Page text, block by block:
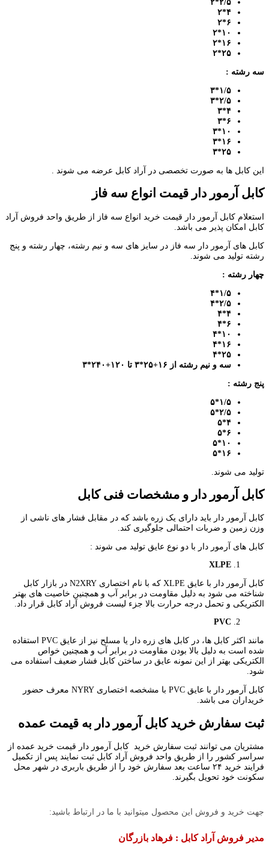
۲/۵
*۲
۴*۲
۶*۲
۱۰*۲
۱۶*۲
۲۵*۲
سه رشته :
۱/۵
*۳
۲/۵
*۳
۴*۳
۶*۳
۱۰*۳
۱۶*۳
۲۵*۳
این کابل ها به صورت تخصصی در آراد کابل عرضه می شوند .
کابل آرمور دار قیمت انواع سه فاز
استعلام کابل آرمور دار قیمت خرید انواع سه فاز از طریق واحد فروش آراد
کابل امکان پذیر می باشد.
کابل های آرمور دار سه فاز در سایز های سه و نیم رشته، چهار رشته و پنج
رشته تولید می شوند.
چهار رشته :
۱/۵
*۴
۲/۵
*۴
۴*۴
۶*۴
۱۰*۴
۱۶*۴
۲۵*۴
سه و نیم رشته از ۱۶+۲۵*۳ تا
۱۲۰+ ۲۴۰*۳
پنج رشته :
۱/۵
*۵
۲/۵*۵
۴*۵
۶*۵
۱۰*۵
۱۶*۵
تولید می شوند.
کابل آرمور دار و مشخصات فنی کابل
کابل آرمور دار باید دارای یک زره باشد که در مقابل فشار های ناشی از
وزن زمین و ضربات احتمالی جلوگیری کند.
کابل های آرمور دار با دو نوع عایق تولید می شوند :
XLPE
کابل آرمور دار با عایق XLPE که با نام اختصاری N2XRY در بازار کابل
شناخته می شود به دلیل مقاومت در برابر آب و همچنین خاصیت های بهتر
الکتریکی و تحمل درجه حرارت بالا جزء لیست فروش آراد کابل قرار داد.
PVC
مانند اکثر کابل ها، در کابل های زره دار یا مسلح نیز از عایق PVC استفاده
شده است به دلیل بالا بودن مقاومت در برابر آب و همچنین خواص
الکتریکی بهتر از این نمونه عایق در ساختن کابل فشار ضعیف استفاده می
شود.
کابل آرمور دار با عایق PVC با مشخصه اختصاری NYRY معرف حضور
خریداران می باشد.
ثبت سفارش خرید کابل آرمور دار به قیمت عمده
مشتریان می توانند ثبت سفارش خرید کابل آرمور دار قیمت خرید عمده از
سراسر کشور را از طریق واحد فروش آراد کابل ثبت نمایند پس از تکمیل
فرایند خرید ۲۴ ساعت بعد سفارش خود را از طریق باربری در شهر محل
سکونت خود تحویل بگیرند.
جهت خرید و فروش این محصول میتوانید با ما در ارتباط باشید:
مدیر فروش آراد کابل : فرهاد بازرگان